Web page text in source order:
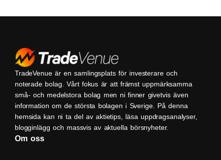
TradeVenue är en samlingsplats för investerare och
noterade bolag. Vårt fokus är att främst uppmärksamma
små- och medelstora bolag men ni finner givetvis även
information om de största bolagen i Sverige. På denna
hemsida kan ni ta del av aktietips, läsa uppdragsanalyser,
blogginlägg och massvis av aktuella börsnyheter.
Om oss